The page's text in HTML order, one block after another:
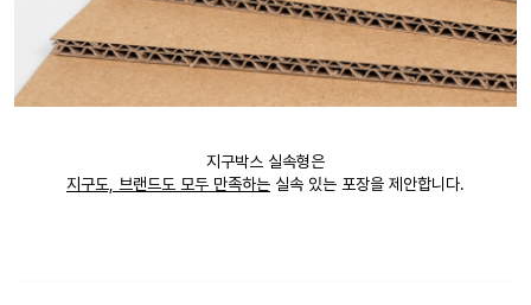
지구박스 실속형은
지구도, 브랜드도 모두 만족하는 실속 있는 포장을 제안합니다.